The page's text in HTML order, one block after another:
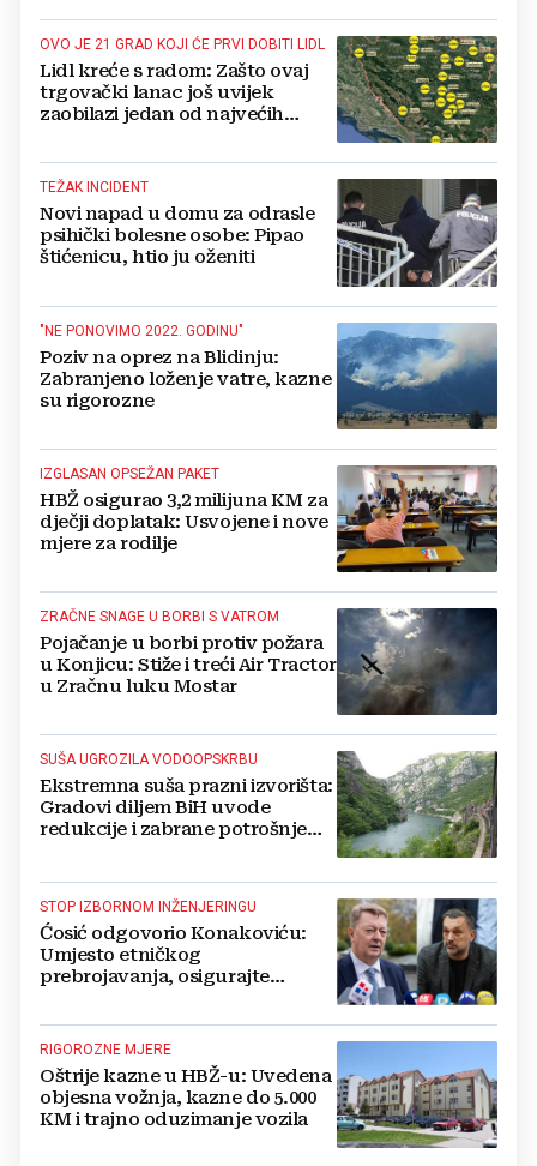
OVO JE 21 GRAD KOJI ĆE PRVI DOBITI LIDL
Lidl kreće s radom: Zašto ovaj
trgovački lanac još uvijek
zaobilazi jedan od najvećih
TEŽAK INCIDENT
Novi napad u domu za odrasle
psihički bolesne osobe: Pipao
štićenicu, htio ju oženiti
"NE PONOVIMO 2022. GODINU"
Poziv na oprez na Blidinju:
Zabranjeno loženje vatre, kazne
su rigorozne
IZGLASAN OPSEŽAN PAKET
HBŽ osigurao 3,2 milijuna KM za
dječji doplatak: Usvojene i nove
mjere za rodilje
ZRAČNE SNAGE U BORBI S VATROM
Pojačanje u borbi protiv požara
u Konjicu: Stiže i treći Air Tractor
u Zračnu luku Mostar
SUŠA UGROZILA VODOOPSKRBU
Ekstremna suša prazni izvorišta:
Gradovi diljem BiH uvode
redukcije i zabrane potrošnje
STOP IZBORNOM INŽENJERINGU
Ćosić odgovorio Konakoviću:
Umjesto etničkog
prebrojavanja, osigurajte
RIGOROZNE MJERE
Oštrije kazne u HBŽ-u: Uvedena
objesna vožnja, kazne do 5.000
KM i trajno oduzimanje vozila